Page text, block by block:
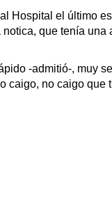
Hospital el último
que tenía una
-admitió-, muy
caigo, no caigo que